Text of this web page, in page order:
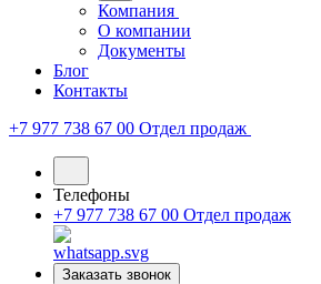
Компания
О компании
Документы
Блог
Контакты
+7 977 738 67 00 Отдел продаж
Телефоны
+7 977 738 67 00 Отдел продаж
Заказать звонок